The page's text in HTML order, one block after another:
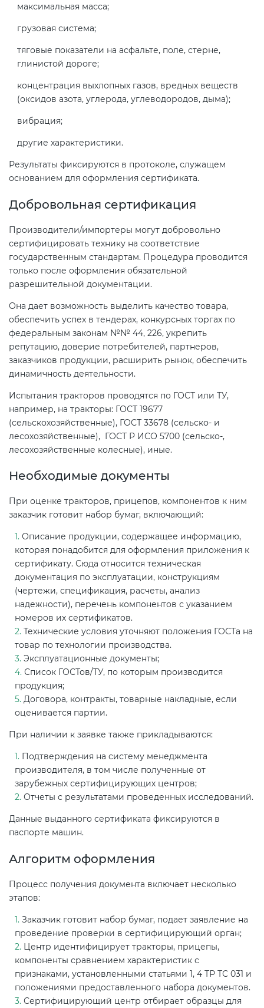
максимальная масса;
грузовая система;
тяговые показатели на асфальте, поле, стерне,
глинистой дороге;
концентрация выхлопных газов, вредных веществ
(оксидов азота, углерода, углеводородов, дыма);
вибрация;
другие характеристики.
Результаты фиксируются в протоколе, служащем
основанием для оформления сертификата.
Добровольная сертификация
Производители/импортеры могут добровольно
сертифицировать технику на соответствие
государственным стандартам. Процедура проводится
только после оформления обязательной
разрешительной документации.
Она дает возможность выделить качество товара,
обеспечить успех в тендерах, конкурсных торгах по
федеральным законам №№ 44, 226, укрепить
репутацию, доверие потребителей, партнеров,
заказчиков продукции, расширить рынок, обеспечить
динамичность деятельности.
Испытания тракторов проводятся по ГОСТ или ТУ,
например, на тракторы: ГОСТ 19677
(сельскохозяйственные), ГОСТ 33678 (сельско- и
лесохозяйственные), ГОСТ Р ИСО 5700 (сельско-,
лесохозяйственные колесные), иные.
Необходимые документы
При оценке тракторов, прицепов, компонентов к ним
заказчик готовит набор бумаг, включающий:
Описание продукции, содержащее информацию,
которая понадобится для оформления приложения к
сертификату. Сюда относится техническая
документация по эксплуатации, конструкциям
(чертежи, спецификация, расчеты, анализ
надежности), перечень компонентов с указанием
номеров их сертификатов.
Технические условия уточняют положения ГОСТа на
товар по технологии производства.
Эксплуатационные документы;
Список ГОСТов/ТУ, по которым производится
продукция;
Договора, контракты, товарные накладные, если
оценивается партии.
При наличии к заявке также прикладываются:
Подтверждения на систему менеджмента
производителя, в том числе полученные от
зарубежных сертифицирующих центров;
Отчеты с результатами проведенных исследований.
Данные выданного сертификата фиксируются в
паспорте машин.
Алгоритм оформления
Процесс получения документа включает несколько
этапов:
Заказчик готовит набор бумаг, подает заявление на
проведение проверки в сертифицирующий орган;
Центр идентифицирует тракторы, прицепы,
компоненты сравнением характеристик с
признаками, установленными статьями 1, 4 ТР ТС 031 и
положениями предоставленного набора документов.
Сертифицирующий центр отбирает образцы для